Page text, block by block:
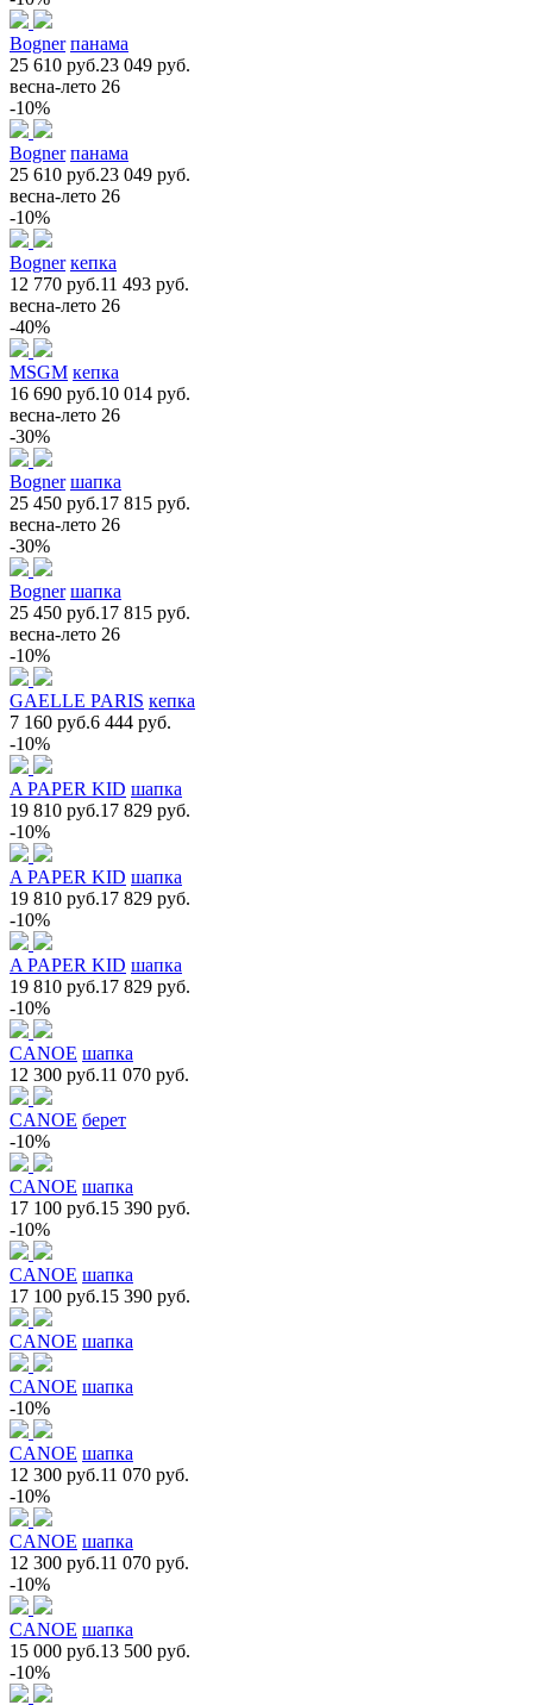
Bogner панама
25 610 руб.23 049 руб.
весна-лето 26
-10%
Bogner панама
25 610 руб.23 049 руб.
весна-лето 26
-10%
Bogner кепка
12 770 руб.11 493 руб.
весна-лето 26
-40%
MSGM кепка
16 690 руб.10 014 руб.
весна-лето 26
-30%
Bogner шапка
25 450 руб.17 815 руб.
весна-лето 26
-30%
Bogner шапка
25 450 руб.17 815 руб.
весна-лето 26
-10%
GAELLE PARIS кепка
7 160 руб.6 444 руб.
-10%
A PAPER KID шапка
19 810 руб.17 829 руб.
-10%
A PAPER KID шапка
19 810 руб.17 829 руб.
-10%
A PAPER KID шапка
19 810 руб.17 829 руб.
-10%
CANOE шапка
12 300 руб.11 070 руб.
CANOE берет
-10%
CANOE шапка
17 100 руб.15 390 руб.
-10%
CANOE шапка
17 100 руб.15 390 руб.
CANOE шапка
CANOE шапка
-10%
CANOE шапка
12 300 руб.11 070 руб.
-10%
CANOE шапка
12 300 руб.11 070 руб.
-10%
CANOE шапка
15 000 руб.13 500 руб.
-10%